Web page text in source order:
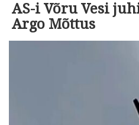
AS-i Võru Vesi
Argo Mõttus